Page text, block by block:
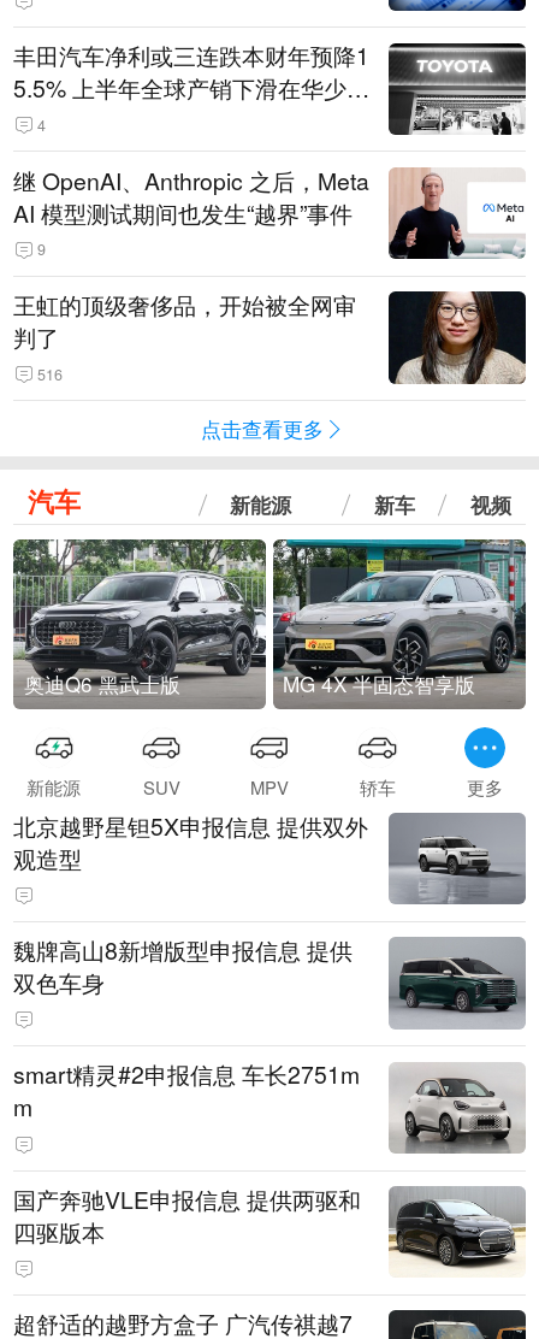
丰田汽车净利或三连跌本财年预降1
5.5% 上半年全球产销下滑在华少卖
14.3万辆
4
继 OpenAI、Anthropic 之后，Meta
AI 模型测试期间也发生“越界”事件
9
王虹的顶级奢侈品，开始被全网审
判了
516
点击查看更多
汽车 新能源 新车 视频
奥迪Q6 黑武士版 MG 4X 半固态智享版
新能源 SUV MPV 轿车 更多
北京越野星钽5X申报信息 提供双外
观造型
魏牌高山8新增版型申报信息 提供
双色车身
smart精灵#2申报信息 车长2751m
m
国产奔驰VLE申报信息 提供两驱和
四驱版本
超舒适的越野方盒子 广汽传祺越7